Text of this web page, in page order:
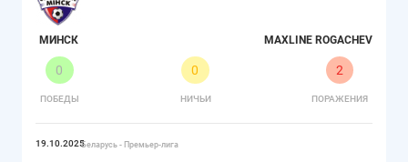
МИНСК
0
ПОБЕДЫ
0
НИЧЬИ
2
ПОРАЖЕНИЯ
MAXLINE ROGACHEV
19.10.2025Беларусь - Премьер-лига